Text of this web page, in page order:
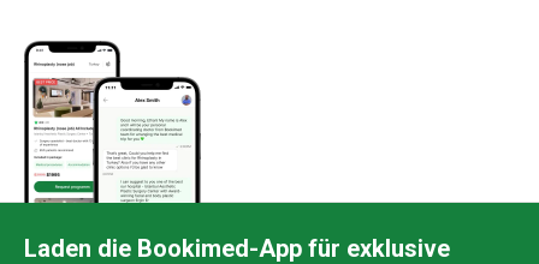
Laden die Bookimed-App für exklusive